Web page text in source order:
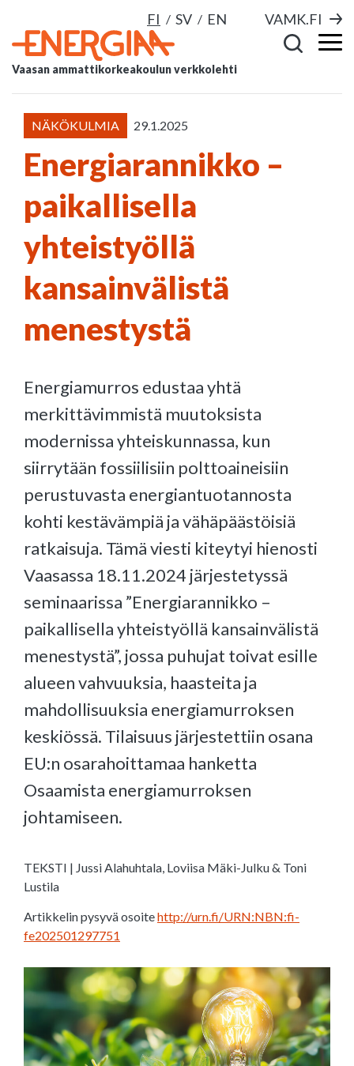
FI SV EN VAMK.FI
Vaasan ammattikorkeakoulun verkkolehti
NÄKÖKULMIA 29.1.2025
Energiarannikko –
paikallisella
yhteistyöllä
kansainvälistä
menestystä
Energiamurros edustaa yhtä
merkittävimmistä muutoksista
modernissa yhteiskunnassa, kun
siirrytään fossiilisiin polttoaineisiin
perustuvasta energiantuotannosta
kohti kestävämpiä ja vähäpäästöisiä
ratkaisuja. Tämä viesti kiteytyi hienosti
Vaasassa 18.11.2024 järjestetyssä
seminaarissa ”Energiarannikko –
paikallisella yhteistyöllä kansainvälistä
menestystä”, jossa puhujat toivat esille
alueen vahvuuksia, haasteita ja
mahdollisuuksia energiamurroksen
keskiössä. Tilaisuus järjestettiin osana
EU:n osarahoittamaa hanketta
Osaamista energiamurroksen
johtamiseen.
TEKSTI | Jussi Alahuhtala, Loviisa Mäki-Julku & Toni
Lustila
Artikkelin pysyvä osoitehttp://urn.fi/URN:NBN:fi-
fe202501297751